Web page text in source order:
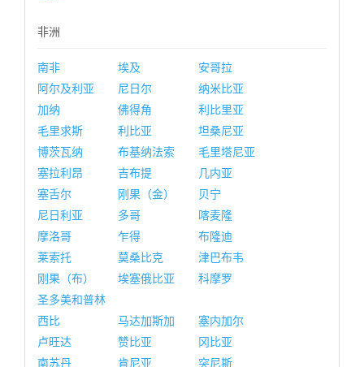
非洲
南非 埃及
安哥拉
阿尔及利亚
尼日尔
纳米比亚
加纳
佛得角
利比里亚
毛里求斯
利比亚
坦桑尼亚
博茨瓦纳
布基纳法索
毛里塔尼亚
塞拉利昂
吉布提
几内亚
塞舌尔
刚果（金）
贝宁
尼日利亚
多哥
喀麦隆
摩洛哥
乍得
布隆迪
莱索托
莫桑比克
津巴布韦
刚果（布）
埃塞俄比亚
科摩罗
圣多美和普林
西比
马达加斯加
塞内加尔
卢旺达
赞比亚
冈比亚
南苏丹
肯尼亚 突尼斯